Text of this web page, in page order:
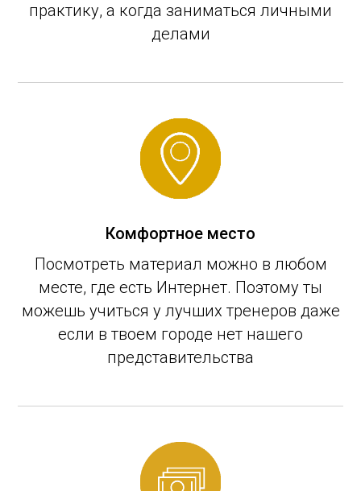
практику, а когда заниматься личными
делами
Комфортное место
Посмотреть материал можно в любом
месте, где есть Интернет. Поэтому ты
можешь учиться у лучших тренеров даже
если в твоем городе нет нашего
представительства